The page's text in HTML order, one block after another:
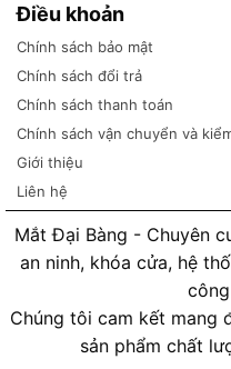
Điều khoản
Chính sách bảo mật
Chính sách đổi trả
Chính sách thanh toán
Chính sách vận chuyển và
Giới thiệu
Liên hệ
Mắt Đại Bàng - Chuyên
an ninh, khóa cửa, hệ
Chúng tôi cam kết mang
sản phẩm chất